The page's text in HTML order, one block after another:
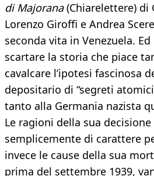
di Majorana(Chiarelettere) di
Lorenzo Giroffi e Andrea
seconda vita in Venezuela.
scartare la storia che piace
cavalcare l’ipotesi fascinosa
depositario di “segreti
tanto alla Germania nazista
Le ragioni della sua
semplicemente di carattere
invece le cause della sua
prima del settembre 1939,